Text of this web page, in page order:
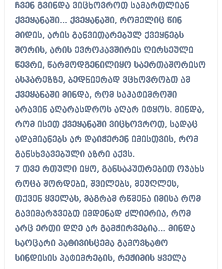
ჩვენ გვინდა ვიცხოვროთ სამართლიან
ქვეყანაში… ქვეყანაში, რომელიც წინ
მიდის, არის განვითარებულ ქვეყნებს
შორის, არის ევროკავშირის ღირსეული
წევრი, წარმოდგენილიყო საერთაშორისო
ასპარეზზე, ბედნიერად ვცხოვრობთ ამ
ქვეყანაში მინდა, რომ საპატიმროში
არავინ აღარასდროს აღარ იტყოს. მინდა,
რომ ისეთ ქვეყანაში ვიცხოვროთ, სადაც
ადამიანებს არ დაიჭერენ იმისთვის, რომ
განსხვავებული აზრი აქვს.
7 თვე რთული იყო, განსაკუთრებით ოჯახს
როცა შორდები, შვილებს, მეუღლეს,
თქვენ ყველას, მაგრამ რწმენა იმისა რომ
გავიმარჯვებთ იმდენად ძლიერია, რომ
არც ერთი დღე არ გამჭირვებია… მინდა
საოცარი პატივისცემა გამოვხატო
სინდისის პატიმრების, რეჟიმის ყველა